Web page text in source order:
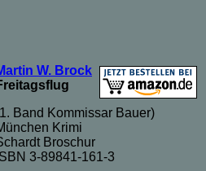
W. Brock
Band Kommissar Bauer)
Krimi
Broschur
ISBN 3-89841-161-3